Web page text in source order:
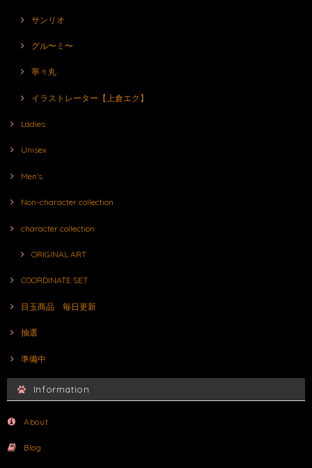
サンリオ
グル〜ミ〜
寧々丸
イラストレーター【上倉エク】
Ladies
Unisex
Men's
Non-character collection
character collection
ORIGINAL ART
COORDINATE SET
目玉商品 毎日更新
抽選
準備中
Information
About
Blog